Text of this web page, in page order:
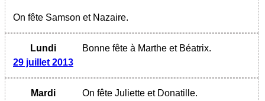
On fête Samson et Nazaire.
Lundi
29 juillet 2013
Bonne fête à Marthe et Béatrix.
Mardi
On fête Juliette et Donatille.